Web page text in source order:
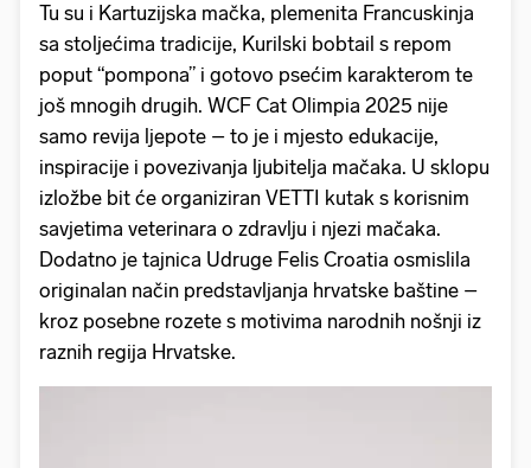
Tu su i Kartuzijska mačka, plemenita Francuskinja
sa stoljećima tradicije, Kurilski bobtail s repom
poput “pompona” i gotovo psećim karakterom te
još mnogih drugih. WCF Cat Olimpia 2025 nije
samo revija ljepote – to je i mjesto edukacije,
inspiracije i povezivanja ljubitelja mačaka. U sklopu
izložbe bit će organiziran VETTI kutak s korisnim
savjetima veterinara o zdravlju i njezi mačaka.
Dodatno je tajnica Udruge Felis Croatia osmislila
originalan način predstavljanja hrvatske baštine –
kroz posebne rozete s motivima narodnih nošnji iz
raznih regija Hrvatske.